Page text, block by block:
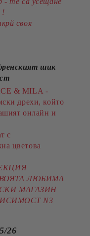
!
своя
шик
& MILA -
дрехи, който
онлайн и
с
цветова
ЛЮБИМА
МАГАЗИН
N3
26